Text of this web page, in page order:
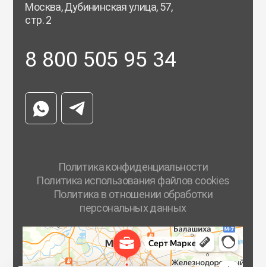
Москва, Дубининская улица, 57,
стр. 2
8 800 505 95 34
Политика конфиденциальности
Политика использования файлов cookies
Политика в отношении обработки
персональных данных